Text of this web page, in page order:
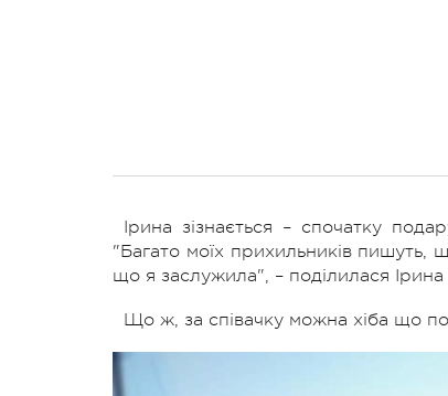
Ірина зізнається – спочатку
"Багато моїх прихильників
що я заслужила", – поділилася Ірина
Що ж, за співачку можна хіба що